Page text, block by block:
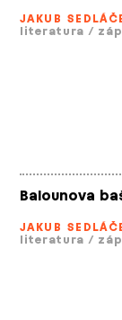
JAKUB
literatura /
Balounova
JAKUB
literatura /